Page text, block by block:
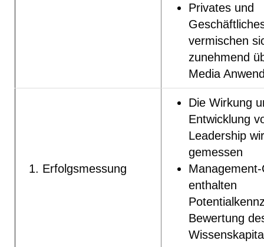
Privates und
vermischen
zunehmend
Media
Erfolgsmessung
Die Wirkung
Entwicklung
Leadership
gemessen
enthalten
Bewertung